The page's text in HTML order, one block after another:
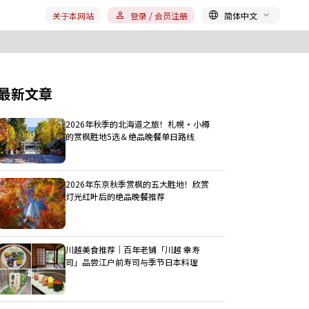
关于本网站 登录 / 会员注册 简体中文
新文章
2026年秋季的北海道之旅！札幌・小樽
的赏枫胜地5选＆绝品晚餐单日路线
2026年东京秋季赏枫的五大胜地！欣赏
灯光红叶后的绝品晚餐推荐
川越美食推荐｜百年老铺「川越 幸寿
司」品尝江户前寿司与季节日本料理